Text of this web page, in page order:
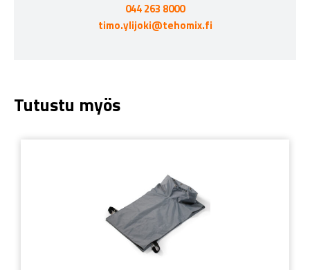
044 263 8000
timo.ylijoki@tehomix.fi
Tutustu myös